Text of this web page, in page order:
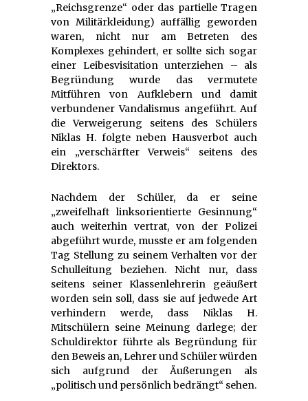
„Reichsgrenze“ oder das partielle Tragen
von Militärkleidung) auffällig geworden
waren, nicht nur am Betreten des
Komplexes gehindert, er sollte sich sogar
einer Leibesvisitation unterziehen – als
Begründung wurde das vermutete
Mitführen von Aufklebern und damit
verbundener Vandalismus angeführt. Auf
die Verweigerung seitens des Schülers
Niklas H. folgte neben Hausverbot auch
ein „verschärfter Verweis“ seitens des
Direktors.
Nachdem der Schüler, da er seine
„zweifelhaft linksorientierte Gesinnung“
auch weiterhin vertrat, von der Polizei
abgeführt wurde, musste er am folgenden
Tag Stellung zu seinem Verhalten vor der
Schulleitung beziehen. Nicht nur, dass
seitens seiner Klassenlehrerin geäußert
worden sein soll, dass sie auf jedwede Art
verhindern werde, dass Niklas H.
Mitschülern seine Meinung darlege; der
Schuldirektor führte als Begründung für
den Beweis an, Lehrer und Schüler würden
sich aufgrund der Äußerungen als
„politisch und persönlich bedrängt“ sehen.